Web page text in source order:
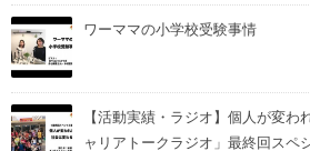
ワーママの小学校受験事情
【活動実績・ラジオ】個人が変わ
ャリアトークラジオ」最終回スペ